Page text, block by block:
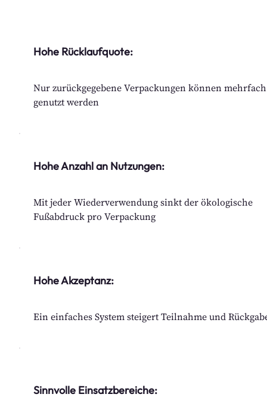
Hohe Rücklaufquote:
Nur zurückgegebene Verpackungen können mehrfach
genutzt werden
Hohe Anzahl an Nutzungen:
Mit jeder Wiederverwendung sinkt der ökologische
Fußabdruck pro Verpackung
Hohe Akzeptanz:
Ein einfaches System steigert Teilnahme und
Sinnvolle Einsatzbereiche: